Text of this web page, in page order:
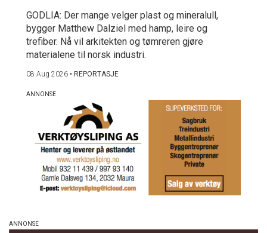
GODLIA: Der mange velger plast og mineralull,
bygger Matthew Dalziel med hamp, leire og
trefiber. Nå vil arkitekten og tømreren gjøre
materialene til norsk industri.
08 Aug 2026 • REPORTASJE